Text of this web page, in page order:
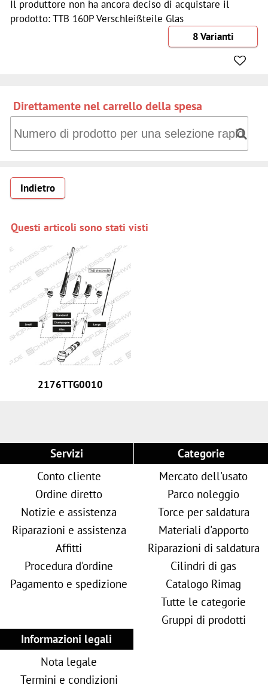
Il produttore non ha ancora deciso di acquistare il
prodotto: TTB 160P Verschleißteile Glas
8 Varianti
Direttamente nel carrello della spesa
Indietro
Questi articoli sono stati visti
2176TTG0010
Servizi
Conto cliente
Ordine diretto
Notizie e assistenza
Riparazioni e assistenza
Affitti
Procedura d'ordine
Pagamento e spedizione
Categorie
Mercato dell'usato
Parco noleggio
Torce per saldatura
Materiali d'apporto
Riparazioni di saldatura
Cilindri di gas
Catalogo Rimag
Tutte le categorie
Gruppi di prodotti
Informazioni legali
Nota legale
Termini e condizioni